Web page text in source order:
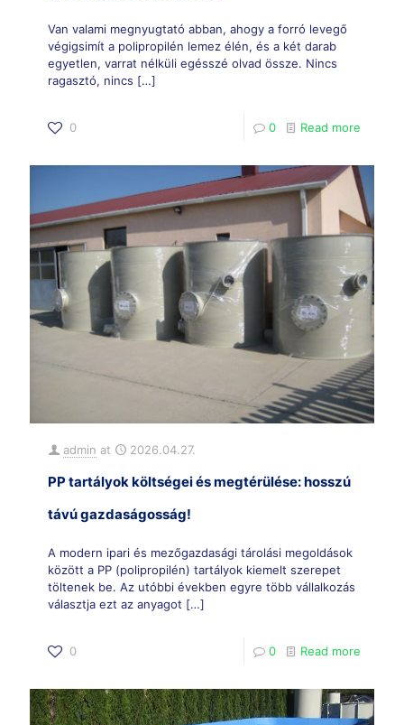
Van valami megnyugtató abban, ahogy a forró levegő
végigsimít a polipropilén lemez élén, és a két darab
egyetlen, varrat nélküli egésszé olvad össze. Nincs
ragasztó, nincs […]
0 0 Read more
admin at 2026.04.27.
PP tartályok költségei és megtérülése: hosszú
távú gazdaságosság!
A modern ipari és mezőgazdasági tárolási megoldások
között a PP (polipropilén) tartályok kiemelt szerepet
töltenek be. Az utóbbi években egyre több vállalkozás
választja ezt az anyagot […]
0 0 Read more